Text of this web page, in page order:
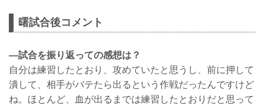
曙試合後コメント
―試合を振り返っての感想は？
自分は練習したとおり、攻めていたと思うし、前に押して
潰して、相手がバテたら出るという作戦だったんですけど
ね。ほとんど、血が出るまでは練習したとおりだと思って